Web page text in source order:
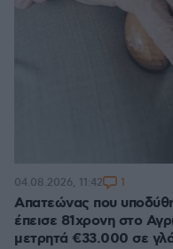
Απατεώνας που
έπεισε 81χρονη στο
μετρητά €33.000 σε
04.08.2026, 11:42 1